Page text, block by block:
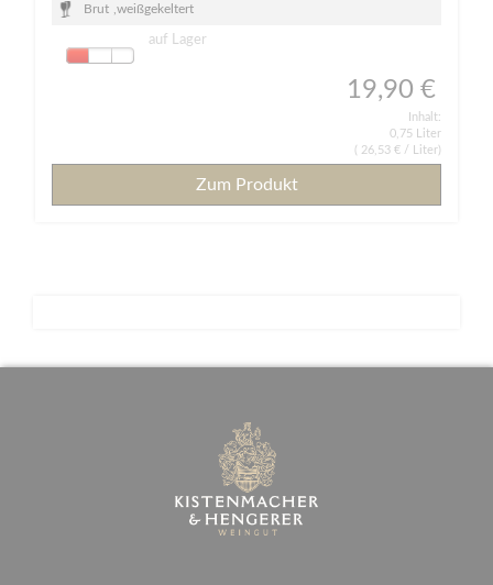
Brut weißgekeltert
auf Lager
19,90 €
Inhalt:
0,75 Liter
26,53 € / Liter)
Zum Produkt